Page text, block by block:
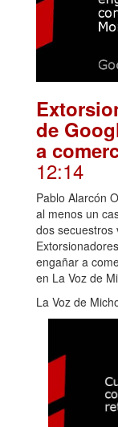
de
a
12:14
Pablo Alarcón
al menos un
dos secuestros
engañar a
en La Voz de
La Voz de